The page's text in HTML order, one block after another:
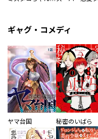
ギャグ・コメディ
ヤマ台国 秘密のいばら